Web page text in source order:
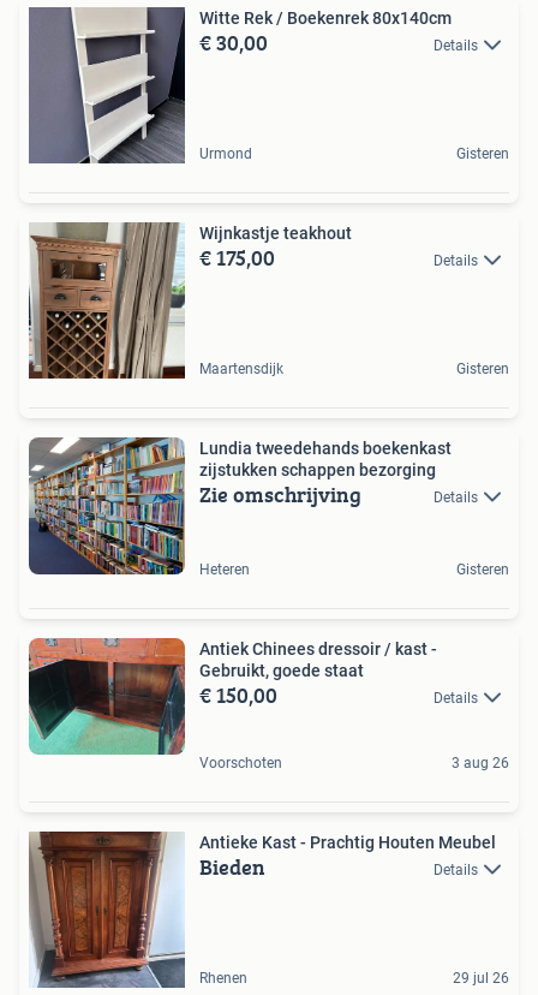
Witte Rek / Boekenrek 80x140cm
€ 30,00 Details
Urmond Gisteren
Wijnkastje teakhout
€ 175,00 Details
Maartensdijk Gisteren
Lundia tweedehands boekenkast
zijstukken schappen bezorging
Zie omschrijving Details
Heteren Gisteren
Antiek Chinees dressoir / kast -
Gebruikt, goede staat
€ 150,00 Details
Voorschoten 3 aug 26
Antieke Kast - Prachtig Houten Meubel
Bieden Details
Rhenen 29 jul 26